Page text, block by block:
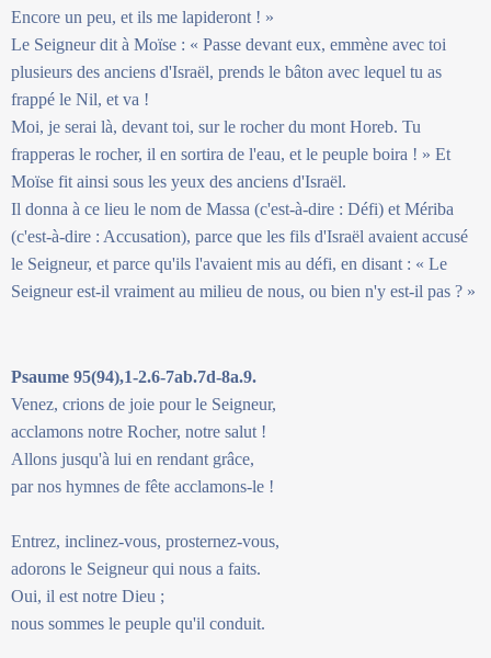
Encore un peu, et ils me lapideront ! »
Le Seigneur dit à Moïse : « Passe devant eux, emmène avec toi
plusieurs des anciens d'Israël, prends le bâton avec lequel tu as
frappé le Nil, et va !
Moi, je serai là, devant toi, sur le rocher du mont Horeb. Tu
frapperas le rocher, il en sortira de l'eau, et le peuple boira ! » Et
Moïse fit ainsi sous les yeux des anciens d'Israël.
Il donna à ce lieu le nom de Massa (c'est-à-dire : Défi) et Mériba
(c'est-à-dire : Accusation), parce que les fils d'Israël avaient accusé
le Seigneur, et parce qu'ils l'avaient mis au défi, en disant : « Le
Seigneur est-il vraiment au milieu de nous, ou bien n'y est-il pas ? »
Psaume 95(94),1-2.6-7ab.7d-8a.9.
Venez, crions de joie pour le Seigneur,
acclamons notre Rocher, notre salut !
Allons jusqu'à lui en rendant grâce,
par nos hymnes de fête acclamons-le !
Entrez, inclinez-vous, prosternez-vous,
adorons le Seigneur qui nous a faits.
Oui, il est notre Dieu ;
nous sommes le peuple qu'il conduit.